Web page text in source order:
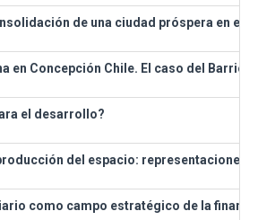
de una ciudad próspera en el
en Concepción Chile. El caso del Barrio
el desarrollo?
del espacio: representaciones,
como campo estratégico de la